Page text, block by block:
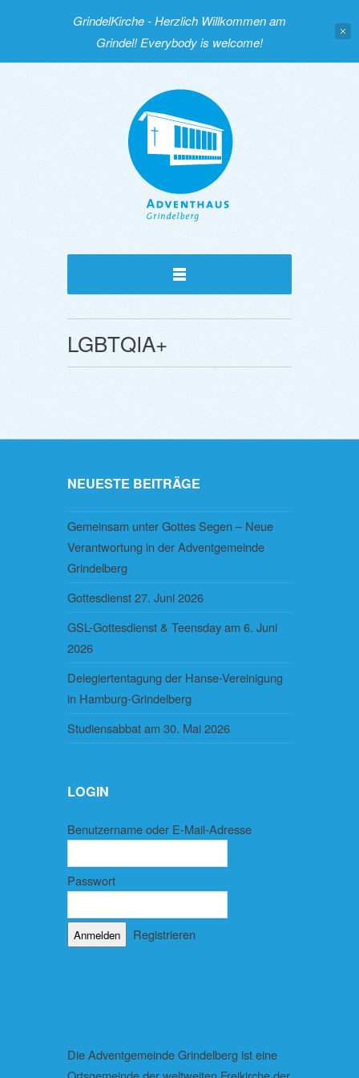
GrindelKirche - Herzlich Willkommen am
Grindel! Everybody is welcome!
LGBTQIA+
NEUESTE BEITRÄGE
Gemeinsam unter Gottes Segen – Neue
Verantwortung in der Adventgemeinde
Grindelberg
Gottesdienst 27. Juni 2026
GSL-Gottesdienst & Teensday am 6. Juni
2026
Delegiertentagung der Hanse-Vereinigung
in Hamburg-Grindelberg
Studiensabbat am 30. Mai 2026
LOGIN
Benutzername oder E-Mail-Adresse
Passwort
Registrieren
Die Adventgemeinde Grindelberg ist eine